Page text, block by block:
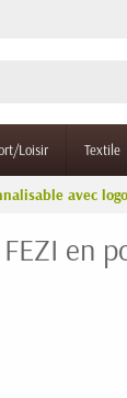
Loisir Textile
avec logo
en